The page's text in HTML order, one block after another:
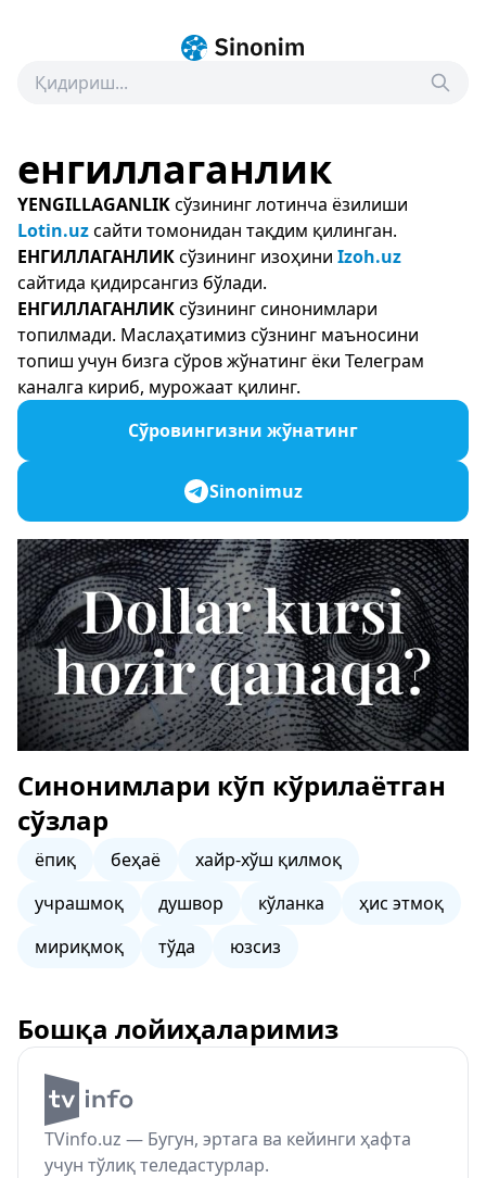
енгиллаганлик
YENGILLAGANLIKсўзининг лотинча ёзилиши
Lotin.uzсайти томонидан тақдим қилинган.
ЕНГИЛЛАГАНЛИКсўзининг изоҳини Izoh.uz
сайтида қидирсангиз бўлади.
ЕНГИЛЛАГАНЛИКсўзининг синонимлари
топилмади. Маслаҳатимиз сўзнинг маъносини
топиш учун бизга сўров жўнатинг ёки Телеграм
каналга кириб, мурожаат қилинг.
Сўровингизни жўнатинг
Sinonimuz
Синонимлари кўп кўрилаётган
сўзлар
ёпиқ беҳаё
хайр-хўш қилмоқ
учрашмоқ
душвор кўланка
ҳис этмоқ
мириқмоқ
тўда юзсиз
Бошқа лойиҳаларимиз
TVinfo.uz — Бугун, эртага ва кейинги ҳафта
учун тўлиқ теледастурлар.